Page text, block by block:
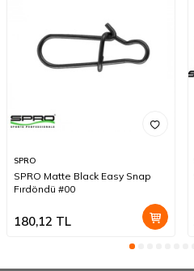
SPRO
SPRO Matte Black Easy Snap
Fırdöndü #00
180,12 TL